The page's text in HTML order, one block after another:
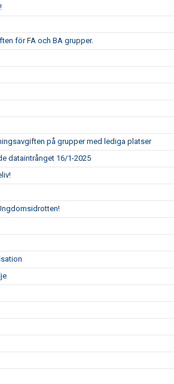
för FA och BA grupper.
på grupper med lediga platser
dataintrånget 16/1-2025